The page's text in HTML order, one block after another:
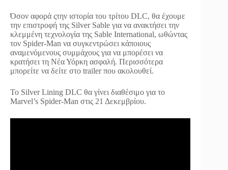
Όσον αφορά ςτην ιστορία του τρίτου DLC, θα έχουμε
την επιστροφή της Silver Sable για να ανακτήσει την
κλεμμένη τεχνολογία της Sable International, ωθώντας
τον Spider-Man να συγκεντρώσει κάποιους
αναμενόμενους συμμάχους για να μπορέσει να
κρατήσει τη Νέα Υόρκη ασφαλή. Περισσότερα
μπορείτε να δείτε στο trailer που ακολουθεί.
Το Silver Lining DLC θα γίνει διαθέσιμο για το
Marvel’s Spider-Man στις 21 Δεκεμβρίου.